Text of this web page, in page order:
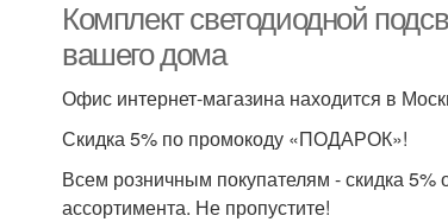
Комплект светодиодной
вашего дома
Офис интернет-магазина находится в
Скидка 5% по промокоду «ПОДАРОК»!
Всем розничным покупателям - скидка
ассортимента. Не пропустите!